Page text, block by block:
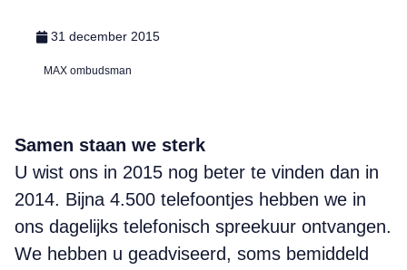
31 december 2015
MAX ombudsman
Samen staan we sterk
U wist ons in 2015 nog beter te vinden dan in
2014. Bijna 4.500 telefoontjes hebben we in
ons dagelijks telefonisch spreekuur ontvangen.
We hebben u geadviseerd, soms bemiddeld